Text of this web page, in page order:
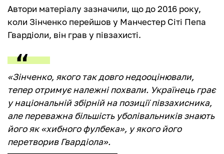
Автори матеріалу зазначили, що до 2016 року,
коли Зінченко перейшов у Манчестер Сіті Пепа
Гвардіоли, він грав у півзахисті.
«Зінченко, якого так довго недооцінювали,
тепер отримує належні похвали. Українець грає
у національній збірній на позиції півзахисника,
але переважна більшість уболівальників знають
його як «хибного фулбека», у якого його
перетворив Гвардіола».